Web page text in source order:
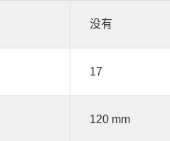
没有
17
120 mm